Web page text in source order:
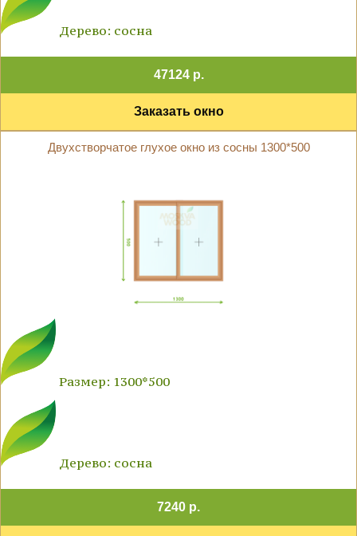
Дерево: сосна
47124 р.
Заказать окно
Двухстворчатое глухое окно из сосны 1300*500
Размер: 1300*500
Дерево: сосна
7240 р.